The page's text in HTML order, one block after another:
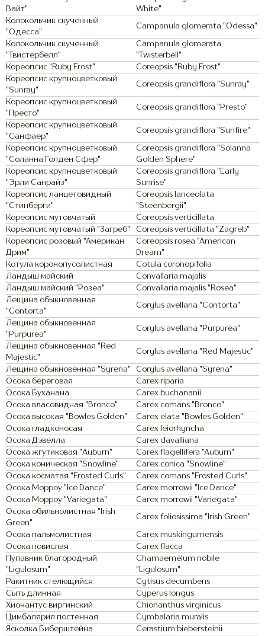
Вайт"
White"
Колокольчик скученный
"Одесса"
Campanula glomerata "Odessa"
Колокольчик скученный
"Твистербелл"
Campanula glomerata
"Twisterbell"
Кореопсис "Ruby Frost"
Coreopsis "Ruby Frost"
Кореопсис крупноцветковый
"Sunray"
Coreopsis grandiflora "Sunray"
Кореопсис крупноцветковый
"Престо"
Coreopsis grandiflora "Presto"
Кореопсис крупноцветковый
"Санфаер"
Coreopsis grandiflora "Sunfire"
Кореопсис крупноцветковый
"Соланна Голден Сфер"
Coreopsis grandiflora "Solanna
Golden Sphere"
Кореопсис крупноцветковый
"Эрли Санрайз"
Coreopsis grandiflora "Early
Sunrise"
Кореопсис ланцетовидный
"Стинберги"
Coreopsis lanceolata
"Steenbergii"
Кореопсис мутовчатый
Coreopsis verticillata
Кореопсис мутовчатый "Загреб"
Coreopsis verticillata "Zagreb"
Кореопсис розовый "Американ
Дрим"
Coreopsis rosea "American
Dream"
Котула коронопусолистная
Cotula coronopifolia
Ландыш майский
Convallaria majalis
Ландыш майский "Розеа"
Convallaria majalis "Rosea"
Лещина обыкновенная
"Contorta"
Corylus avellana "Contorta"
Лещина обыкновенная
"Purpurea"
Corylus avellana "Purpurea"
Лещина обыкновенная "Red
Majestic"
Corylus avellana "Red Majestic"
Лещина обыкновенная "Syrena"
Corylus avellana "Syrena"
Осока береговая
Carex riparia
Осока Буханана
Carex buchananii
Осока власовидная "Bronco"
Carex comans "Bronco"
Осока высокая "Bowles Golden"
Carex elata "Bowles Golden"
Осока гладконосая
Carex leiorhyncha
Осока Дэвелла
Carex davalliana
Осока жгутиковая "Auburn"
Carex flagellifera "Auburn"
Осока коническая "Snowline"
Carex conica "Snowline"
Осока косматая "Frosted Curls"
Carex comans "Frosted Curls"
Осока Морроу "Ice Dance"
Carex morrowii "Ice Dance"
Осока Морроу "Variegata"
Carex morrowii "Variegata"
Осока обильнолистная "Irish
Green"
Carex foliosissima "Irish Green"
Осока пальмолистная
Carex muskingumensis
Осока повислая
Carex flacca
Пупавник благородный
"Ligulosum"
Chamaemelum nobile
"Ligulosum"
Ракитник стелющийся
Cytisus decumbens
Сыть длинная
Cyperus longus
Хионантус виргинский
Chionanthus virginicus
Цимбалярия постенная
Cymbalaria muralis
Ясколка Биберштейна
Cerastium biebersteinii